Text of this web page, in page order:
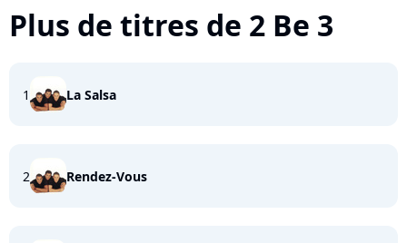
Plus de titres de 2 Be 3
1 La Salsa
2 Rendez-Vous